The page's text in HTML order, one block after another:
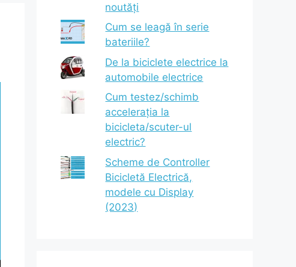
noutăți
Cum se leagă în serie
bateriile?
De la biciclete electrice la
automobile electrice
Cum testez/schimb
accelerația la
bicicleta/scuter-ul
electric?
Scheme de Controller
Bicicletă Electrică,
modele cu Display
(2023)